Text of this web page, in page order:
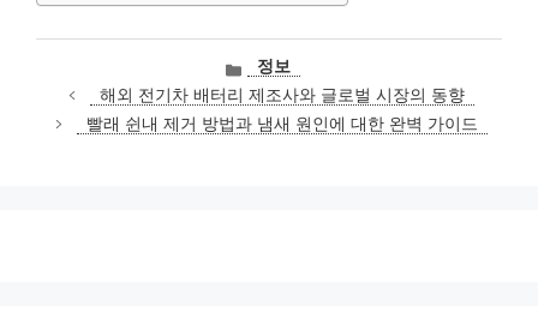
카
테
고
리
정보
해외 전기차 배터리 제조사와 글로벌 시장의 동향
빨래 쉰내 제거 방법과 냄새 원인에 대한 완벽 가이드